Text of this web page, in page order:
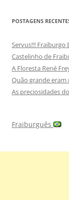
POSTAGENS
Servus!!!
Castelinho de
A Floresta René
Quão grande eram
As preciosidades
Fraiburguês